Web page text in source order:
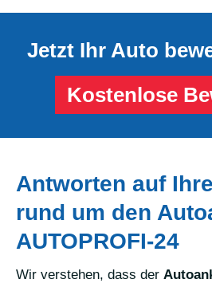
Jetzt Ihr Auto
Kostenlose
Antworten auf
rund um den
AUTOPROFI-24
Wir verstehen, dass der